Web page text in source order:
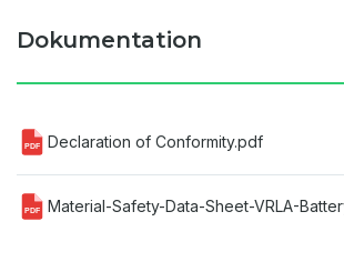
Dokumentation
PDF Declaration of Conformity.pdf
PDF Material-Safety-Data-Sheet-VRLA-